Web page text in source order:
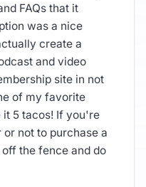
FAQs that it
was a nice
create a
and video
site in not
of my favorite
it 5 tacos! If you're
not to purchase a
the fence and do